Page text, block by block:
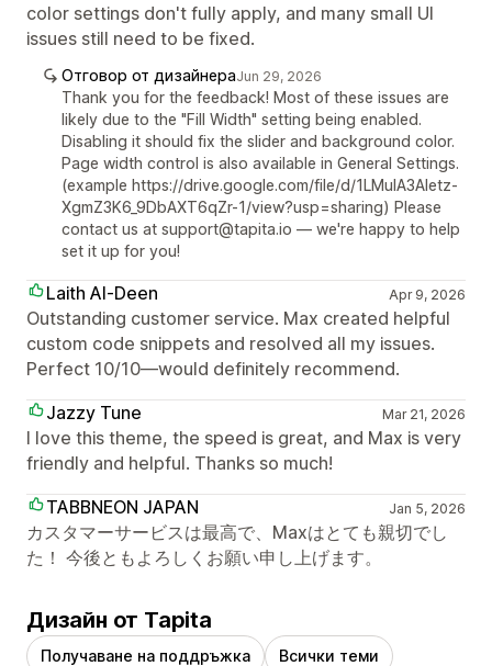
color settings don't fully apply, and many small UI
issues still need to be fixed.
Отговор от дизайнераJun 29, 2026
Thank you for the feedback! Most of these issues are
likely due to the "Fill Width" setting being enabled.
Disabling it should fix the slider and background color.
Page width control is also available in General Settings.
(example https://drive.google.com/file/d/1LMuIA3Aletz-
XgmZ3K6_9DbAXT6qZr-1/view?usp=sharing) Please
contact us at support@tapita.io — we're happy to help
set it up for you!
Laith Al-Deen Apr 9, 2026
Outstanding customer service. Max created helpful
custom code snippets and resolved all my issues.
Perfect 10/10—would definitely recommend.
Jazzy Tune
Mar 21, 2026
I love this theme, the speed is great, and Max is very
friendly and helpful. Thanks so much!
TABBNEON JAPAN
Jan 5, 2026
カスタマーサービスは最高で、Maxはとても親切でし
た！ 今後ともよろしくお願い申し上げます。
Дизайн от Tapita
Получаване на поддръжка Всички теми